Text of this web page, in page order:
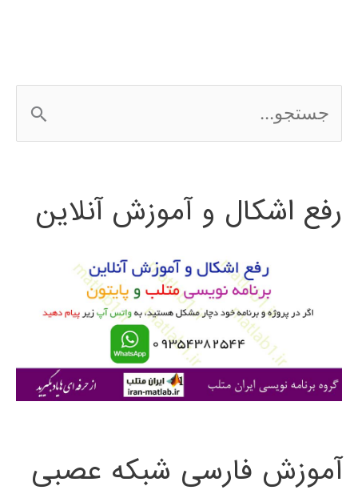
س
ج
ی
رفع اشکال و آموزش آنلاین
آموزش فارسی شبکه عصبی